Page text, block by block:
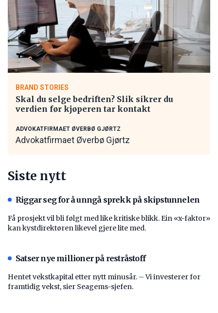
BRAND STORIES
Skal du selge bedriften? Slik sikrer du
verdien før kjøperen tar kontakt
ADVOKATFIRMAET ØVERBØ GJØRTZ
Advokatfirmaet Øverbø Gjørtz
Siste nytt
Riggar seg for å unngå sprekk på skipstunnelen
Få prosjekt vil bli følgt med like kritiske blikk. Ein «x-faktor»
kan kystdirektøren likevel gjere lite med.
Satser nye millioner på restråstoff
Hentet vekstkapital etter nytt minusår. – Vi investerer for
framtidig vekst, sier Seagems-sjefen.